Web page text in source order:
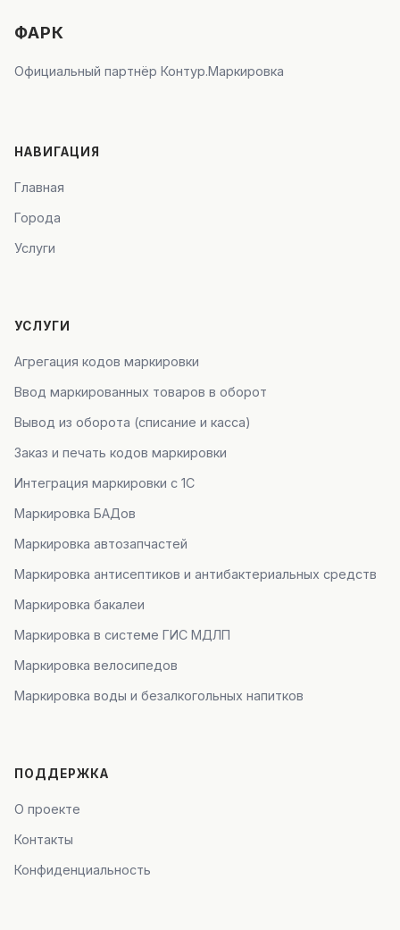
ФАРК
Официальный партнёр Контур.Маркировка
НАВИГАЦИЯ
Главная
Города
Услуги
УСЛУГИ
Агрегация кодов маркировки
Ввод маркированных товаров в оборот
Вывод из оборота (списание и касса)
Заказ и печать кодов маркировки
Интеграция маркировки с 1С
Маркировка БАДов
Маркировка автозапчастей
Маркировка антисептиков и антибактериальных средств
Маркировка бакалеи
Маркировка в системе ГИС МДЛП
Маркировка велосипедов
Маркировка воды и безалкогольных напитков
ПОДДЕРЖКА
О проекте
Контакты
Конфиденциальность